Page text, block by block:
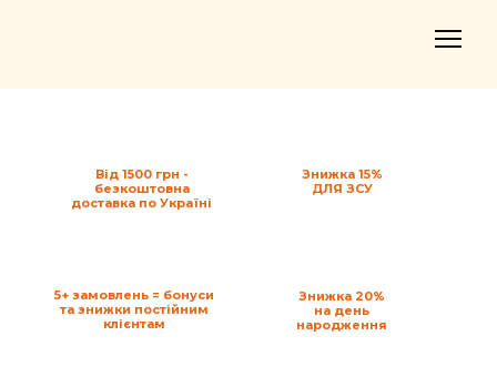
Знижка 15%
ДЛЯ ЗСУ
Від 1500 грн -
безкоштовна
доставка по Україні
5+ замовлень = бонуси
та знижки постійним
клієнтам
Знижка 20%
на день
народження